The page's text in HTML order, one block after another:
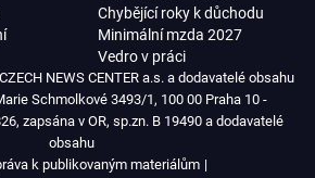
Chybějící roky k důchodu
Minimální mzda 2027
Vedro v práci
NEWS CENTER a.s. a dodavatelé obsahu
Schmolkové 3493/1, 100 00 Praha 10 -
zapsána v OR, sp.zn. B 19490 a dodavatelé
obsahu
k publikovaným materiálům